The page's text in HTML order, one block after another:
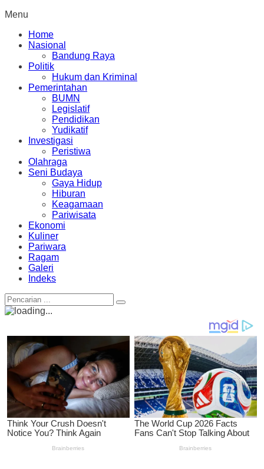
Menu
Home
Nasional
Bandung Raya
Politik
Hukum dan Kriminal
Pemerintahan
BUMN
Legislatif
Pendidikan
Yudikatif
Investigasi
Peristiwa
Olahraga
Seni Budaya
Gaya Hidup
Hiburan
Keagamaan
Pariwisata
Ekonomi
Kuliner
Pariwara
Ragam
Galeri
Indeks